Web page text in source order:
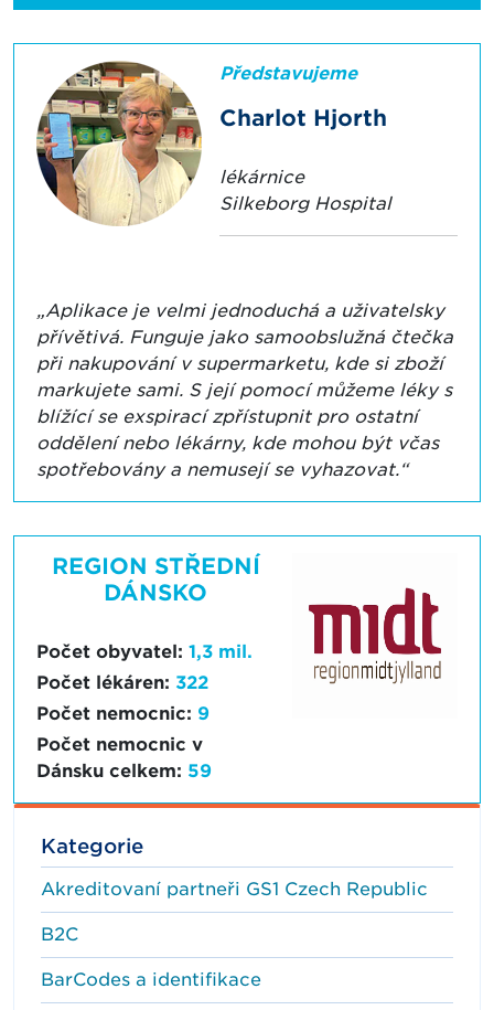
Představujeme
Charlot Hjorth
lékárnice
Silkeborg Hospital
„Aplikace je velmi jednoduchá a uživatelsky
přívětivá. Funguje jako samoobslužná čtečka
při nakupování v supermarketu, kde si zboží
markujete sami. S její pomocí můžeme léky s
blížící se exspirací zpřístupnit pro ostatní
oddělení nebo lékárny, kde mohou být včas
spotřebovány a nemusejí se vyhazovat.“
REGION STŘEDNÍ
DÁNSKO
Počet obyvatel: 1,3 mil.
Počet lékáren: 322
Počet nemocnic: 9
Počet nemocnic v
Dánsku celkem: 59
Kategorie
Akreditovaní partneři GS1 Czech Republic
B2C
BarCodes a identifikace